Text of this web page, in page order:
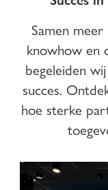
Samen
knowhow en
begeleiden
succes.
hoe sterke